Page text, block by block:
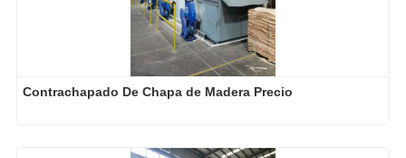
Contrachapado De Chapa de Madera Precio